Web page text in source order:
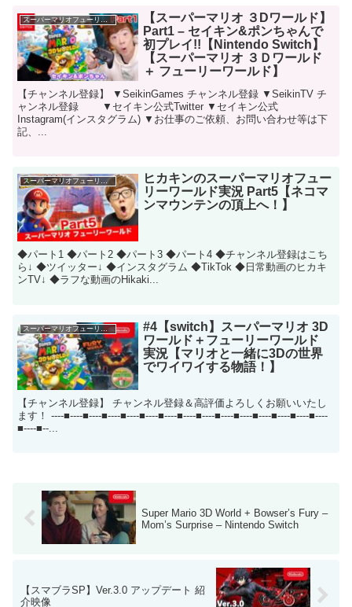
スーパーマリオフューリーワールド
【スーパーマリオ ３Dワールド】
Part1 – セイキン&ポンちゃんで
初プレイ!!【Nintendo Switch】
【スーパーマリオ ３Ｄワールド
＋ フューリーワールド】
【チャンネル登録】 ▼SeikinGames チャンネル登録 ▼SeikinTV チ
ャンネル登録 ▼セイキン公式Twitter ▼セイキン公式
Instagram(インスタグラム) ▼お仕事のご依頼、お問い合わせ等は下
記、...
ヒカキンのスーパーマリオフュー
リーワールド実況 Part5【ネコマ
ンマウンテンの頂上へ！】
◆パート1 ◆パート2 ◆パート3 ◆パート4 ◆チャンネル登録はこち
ら↓ ◆ツイッター↓ ◆インスタグラム ◆TikTok ◆日常動画のヒカキ
ンTV↓ ◆ラフな動画のHikaki...
スーパーマリオフューリーワールド
#4【switch】スーパーマリオ 3D
ワールド＋フューリーワールド
実況【マリオと一緒に3Dの世界
でワイワイする物語！】
【チャンネル登録】 チャンネル登録＆高評価よろしくお願いいたし
ます！ ----■----■----■----■----■----■----■----■----■----■----■----■----■----■----
■----■--...
Super Mario 3D World + Bowser’s Fury –
Mom’s Surprise – Nintendo Switch
【スマブラSP】Ver.3.0 アップデート 紹
介映像